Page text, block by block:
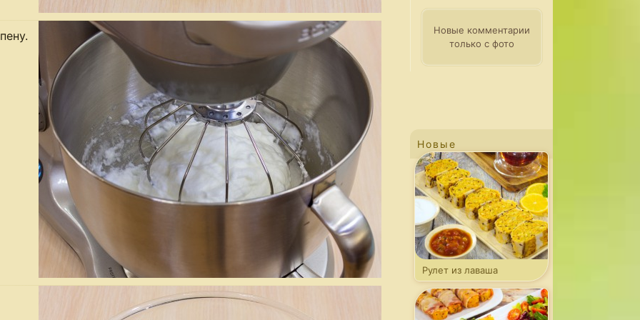
Новые комментарии
только с фото
Новые
Рулет из лаваша
с капустой